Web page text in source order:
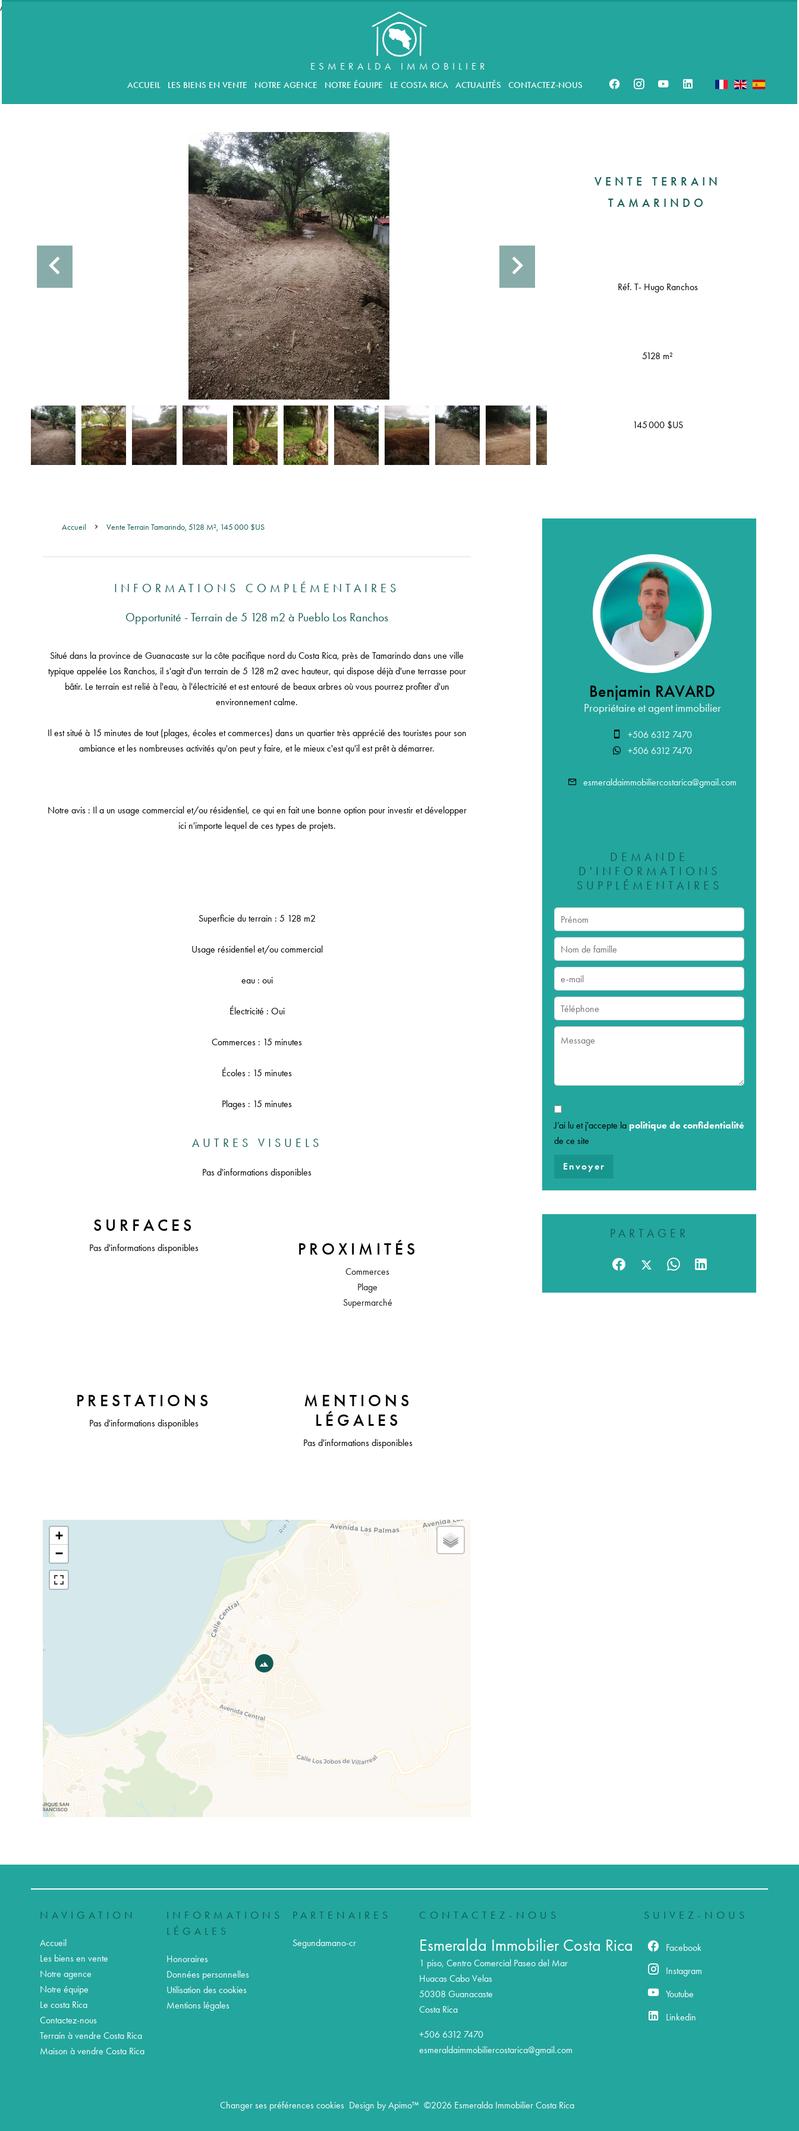
//accordeon
ESMERALDA IMMOBILIER
ACCUEIL LES BIENS EN VENTE NOTRE AGENCE NOTRE ÉQUIPE LE COSTA RICA ACTUALITÉS CONTACTEZ-NOUS
VENTE TERRAIN
TAMARINDO
Réf. T- Hugo Ranchos
5128 m²
145 000 $US
Accueil Vente Terrain Tamarindo, 5128 M², 145 000 $US
INFORMATIONS COMPLÉMENTAIRES
Opportunité - Terrain de 5 128 m2 à Pueblo Los Ranchos
Situé dans la province de Guanacaste sur la côte pacifique nord du Costa Rica, près de Tamarindo dans une ville
typique appelée Los Ranchos, il s'agit d'un terrain de 5 128 m2 avec hauteur, qui dispose déjà d'une terrasse pour
bâtir. Le terrain est relié à l'eau, à l'électricité et est entouré de beaux arbres où vous pourrez profiter d'un
environnement calme.
Il est situé à 15 minutes de tout (plages, écoles et commerces) dans un quartier très apprécié des touristes pour son
ambiance et les nombreuses activités qu'on peut y faire, et le mieux c'est qu'il est prêt à démarrer.
Notre avis : Il a un usage commercial et/ou résidentiel, ce qui en fait une bonne option pour investir et développer
ici n'importe lequel de ces types de projets.
Superficie du terrain : 5 128 m2
Usage résidentiel et/ou commercial
eau : oui
Électricité : Oui
Commerces : 15 minutes
Écoles : 15 minutes
Plages : 15 minutes
AUTRES VISUELS
Pas d'informations disponibles
SURFACES
Pas d'informations disponibles PROXIMITÉS
Commerces
Plage
Supermarché
PRESTATIONS
Pas d'informations disponibles
MENTIONS
LÉGALES
Pas d'informations disponibles
+
−
Benjamin RAVARD
Propriétaire et agent immobilier
+506 6312 7470
+506 6312 7470
esmeraldaimmobiliercostarica@gmail.com
DEMANDE
D'INFORMATIONS
SUPPLÉMENTAIRES
J’ai lu et j'accepte la politique de confidentialité
de ce site
Envoyer
PARTAGER
NAVIGATION
Accueil
Les biens en vente
Notre agence
Notre équipe
Le costa Rica
Contactez-nous
Terrain à vendre Costa Rica
Maison à vendre Costa Rica
INFORMATIONS
LÉGALES
Honoraires
Données personnelles
Utilisation des cookies
Mentions légales
PARTENAIRES
Segundamano-cr
CONTACTEZ-NOUS
Esmeralda Immobilier Costa Rica
1 piso, Centro Comercial Paseo del Mar
Huacas Cabo Velas
50308 Guanacaste
Costa Rica
+506 6312 7470
esmeraldaimmobiliercostarica@gmail.com
SUIVEZ-NOUS
Facebook
Instagram
Youtube
Linkedin
Changer ses préférences cookies Design by Apimo™ ©2026 Esmeralda Immobilier Costa Rica